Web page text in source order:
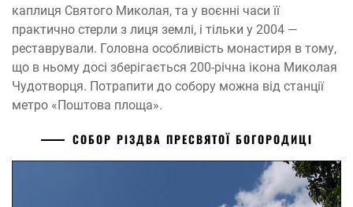
каплиця Святого Миколая, та у воєнні часи її
практично стерли з лиця землі, і тільки у 2004 —
реставрували. Головна особливість монастиря в тому,
що в ньому досі зберігається 200-річна ікона Миколая
Чудотворця. Потрапити до собору можна від станції
метро «Поштова площа».
СОБОР РІЗДВА ПРЕСВЯТОЇ БОГОРОДИЦІ